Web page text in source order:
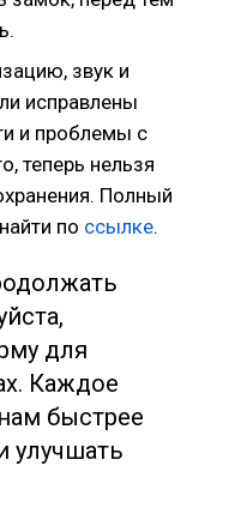
звук и
исправлены
и проблемы с
теперь нельзя
Полный
по ссылке.
для
Каждое
быстрее
улучшать